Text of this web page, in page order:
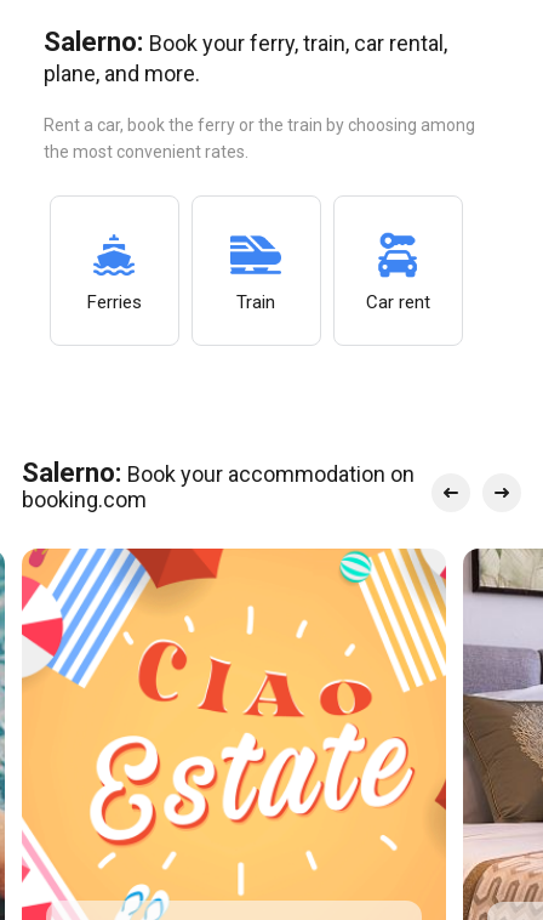
Salerno: Book your ferry, train, car rental,
plane, and more.
Rent a car, book the ferry or the train by choosing among
the most convenient rates.
Ferries Train Car rent
Salerno: Book your accommodation on
booking.com